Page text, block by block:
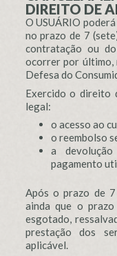
DIREITO DE
O USUÁRIO
no prazo de 7
contratação ou
ocorrer por último,
Defesa do
Exercido o direito
legal:
o acesso ao
o reembolso
a
pagamento
Após o prazo de
ainda que o
esgotado,
prestação dos
aplicável.